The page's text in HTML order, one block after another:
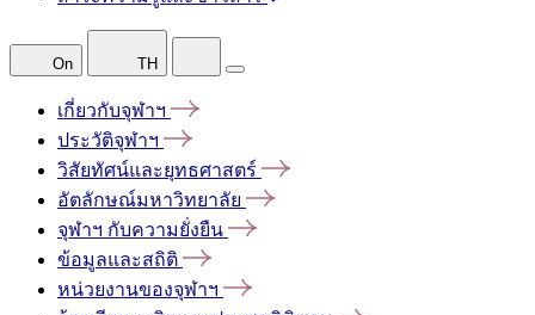
On TH
เกี่ยวกับจุฬาฯ
ประวัติจุฬาฯ
วิสัยทัศน์และยุทธศาสตร์
อัตลักษณ์มหาวิทยาลัย
จุฬาฯ กับความยั่งยืน
ข้อมูลและสถิติ
หน่วยงานของจุฬาฯ